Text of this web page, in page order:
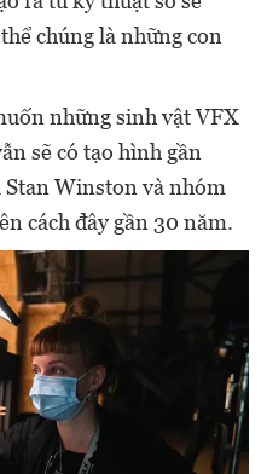
chúng là những con
những sinh vật VFX
sẽ có tạo hình gần
Winston và nhóm
cách đây gần 30 năm.